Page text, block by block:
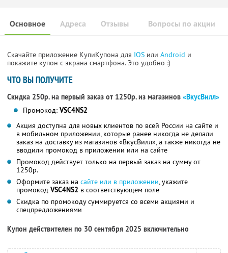
Основное Отзывы Вопросы по акции
Адреса
Скачайте приложение КупиКупона для IOS или Android и
покажите купон с экрана смартфона. Это удобно :)
ЧТО ВЫ ПОЛУЧИТЕ
Скидка 250р. на первый заказ от 1250р. из магазинов «ВкусВилл»
Промокод: VSC4NS2
Акция доступна для новых клиентов по всей России на сайте и
в мобильном приложении, которые ранее никогда не делали
заказ на доставку из магазинов «ВкусВилл», а также никогда не
вводили промокод в приложении или на сайте
Промокод действует только на первый заказ на сумму от
1250р.
Оформите заказ на сайте или в приложении, укажите
промокод VSC4NS2 в соответствующем поле
Скидка по промокоду суммируется со всеми акциями и
спецпредложениями
Купон действителен по 30 сентября 2025 включительно